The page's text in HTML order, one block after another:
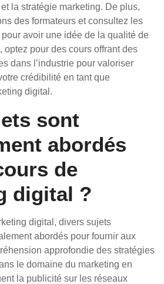
la stratégie marketing. De plus,
des formateurs et consultez les
avoir une idée de la qualité de
optez pour des cours offrant des
dans l’industrie pour valoriser
crédibilité en tant que
digital.
sont
abordés
de
digital ?
digital, divers sujets
abordés pour fournir aux
approfondie des stratégies
le domaine du marketing en
la publicité sur les réseaux